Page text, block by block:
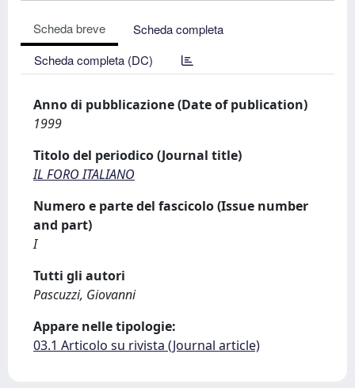
Scheda breve
Scheda completa
Scheda completa (DC)
Anno di pubblicazione (Date of publication)
1999
Titolo del periodico (Journal title)
IL FORO ITALIANO
Numero e parte del fascicolo (Issue number
and part)
I
Tutti gli autori
Pascuzzi, Giovanni
Appare nelle tipologie:
03.1 Articolo su rivista (Journal article)